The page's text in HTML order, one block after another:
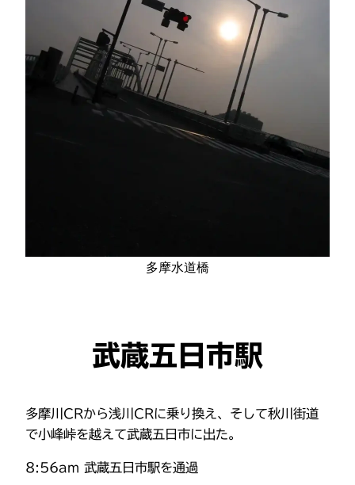
多摩水道橋
武蔵五日市駅
多摩川CRから浅川CRに乗り換え、そして秋川街道
で小峰峠を越えて武蔵五日市に出た。
8:56am 武蔵五日市駅を通過